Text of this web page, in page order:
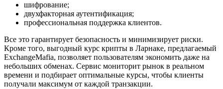
шифрование;
двухфакторная аутентификация;
профессиональная поддержка клиентов.
Все это гарантирует безопасность и минимизирует риски.
Кроме того, выгодный курс крипты в Ларнаке, предлагаемый
ExchangeMafia, позволяет пользователям экономить даже на
небольших обменах. Сервис мониторит рынок в реальном
времени и подбирает оптимальные курсы, чтобы клиенты
получали максимум от каждой транзакции.